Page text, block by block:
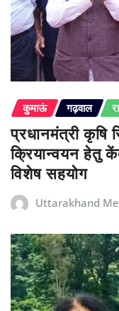
कुमाऊं गढ़वाल
प्रधानमंत्री कृषि
क्रियान्वयन हेतु
विशेष सहयोग
Uttarakhand